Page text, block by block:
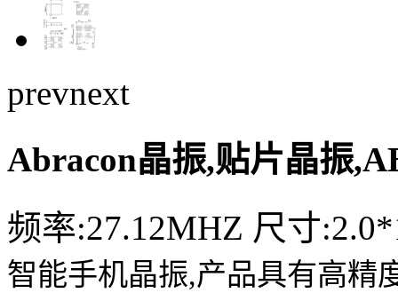
prevnext
Abracon晶振,贴片晶振
频率:27.12MHZ 尺寸
智能手机晶振,产品具有高精